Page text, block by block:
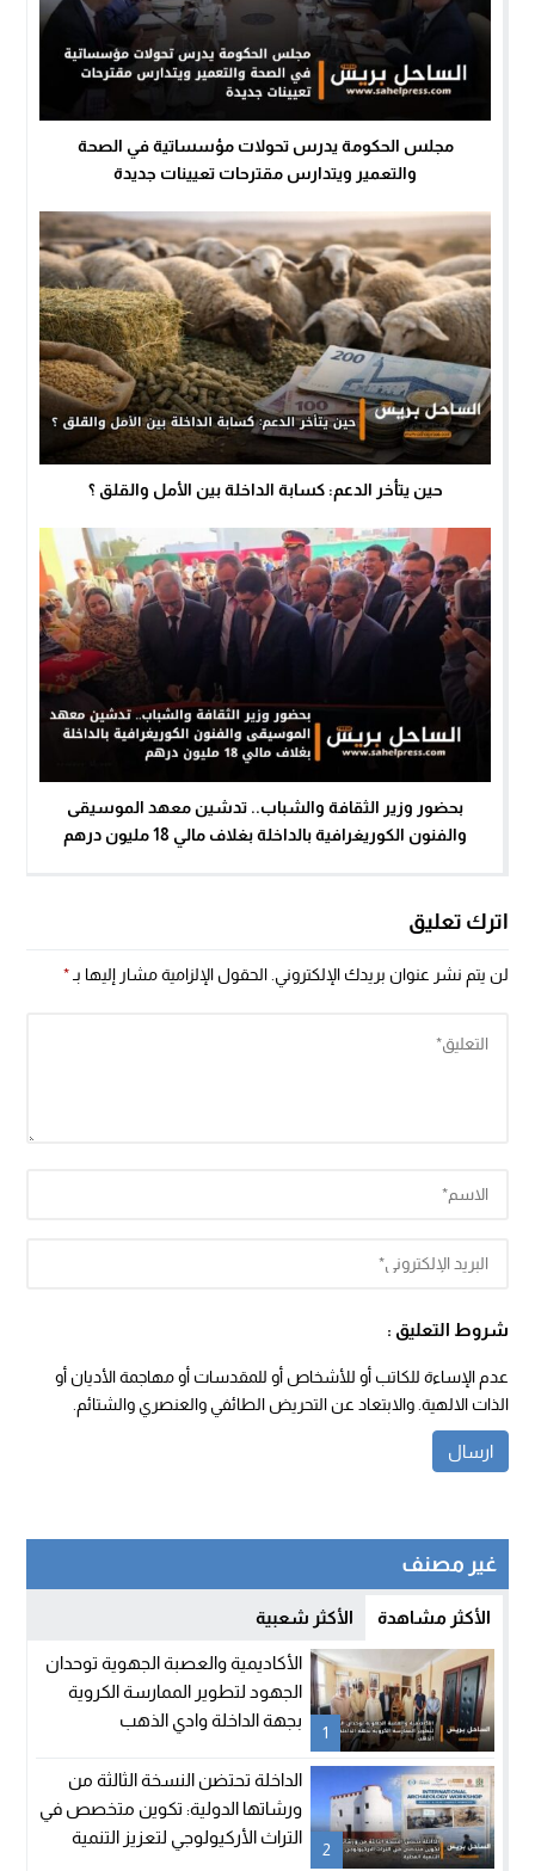
مجلس الحكومة يدرس تحولات مؤسساتية في الصحة
والتعمير ويتدارس مقترحات تعيينات جديدة
حين يتأخر الدعم: كسابة الداخلة بين الأمل والقلق ؟
بحضور وزير الثقافة والشباب.. تدشين معهد الموسيقى
والفنون الكوريغرافية بالداخلة بغلاف مالي 18 مليون درهم
اترك تعليق
لن يتم نشر عنوان بريدك الإلكتروني. الحقول الإلزامية مشار إليها بـ*
شروط التعليق :
عدم الإساءة للكاتب أو للأشخاص أو للمقدسات أو مهاجمة الأديان أو
الذات الالهية. والابتعاد عن التحريض الطائفي والعنصري والشتائم.
غير مصنف
الأكثر مشاهدة الأكثر شعبية
1
الأكاديمية والعصبة الجهوية توحدان
الجهود لتطوير الممارسة الكروية
بجهة الداخلة وادي الذهب
2
الداخلة تحتضن النسخة الثالثة من
ورشاتها الدولية: تكوين متخصص في
التراث الأركيولوجي لتعزيز التنمية